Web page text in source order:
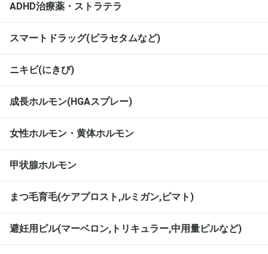
ADHD治療薬・ストラテラ
スマートドラッグ(ピラセタムなど)
ニキビ(にきび)
成長ホルモン(HGAスプレー)
女性ホルモン・黄体ホルモン
甲状腺ホルモン
まつ毛育毛(ケアプロスト,ルミガン,ビマト)
避妊用ピル(マーベロン,トリキュラー,中用量ピルなど)